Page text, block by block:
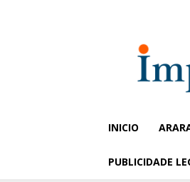
INICIO
PUBLICIDADE